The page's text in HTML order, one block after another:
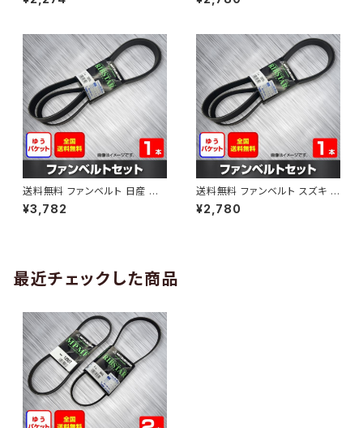
09 （国内トップメーカー） 1本 H
～H30.02 （国内トップメーカ
送料無料 ファンベルト 日産 キ
ューブ 型式Z12 H20.11～H24.
10 （国内トップメーカー） 1本 H
¥3,782
送料無料 ファンベルト スズキ ワ
ゴンR 型式MH34S H24.09～
H29.02 （国内トップメーカー）
¥2,780
最近チェックした商品